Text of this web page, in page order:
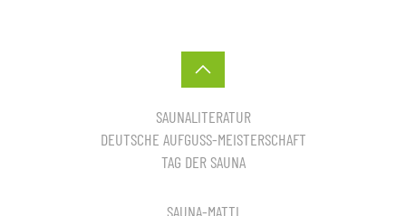
SAUNALITERATUR
DEUTSCHE AUFGUSS-MEISTERSCHAFT
TAG DER SAUNA
SAUNA-MATTI